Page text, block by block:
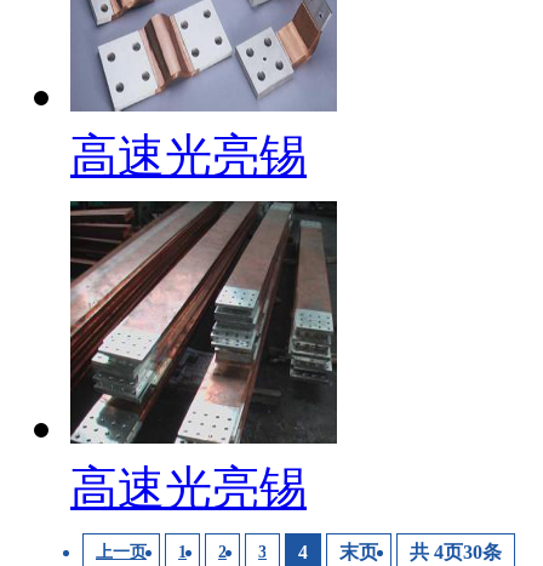
高速光亮锡
高速光亮锡
上一页 1 2 3 4 末页 共 4页30条